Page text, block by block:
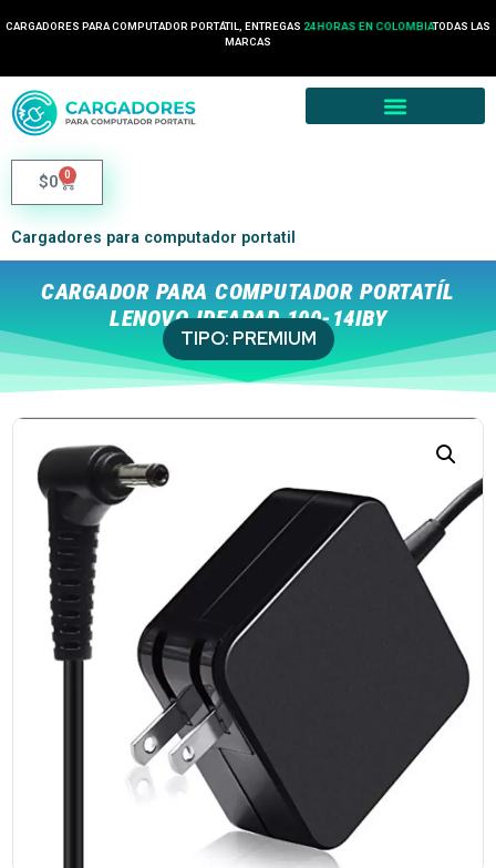
CARGADORES PARA COMPUTADOR PORTÁTIL, ENTREGAS 24 HORAS EN COLOMBIATODAS LAS
MARCAS
$0 0
Cargadores para computador portatil
CARGADOR PARA COMPUTADOR PORTATÍL
LENOVO IDEAPAD 100-14IBY
TIPO: PREMIUM